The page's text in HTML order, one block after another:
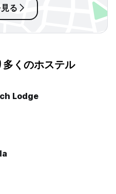
る
くのホステル
Lodge